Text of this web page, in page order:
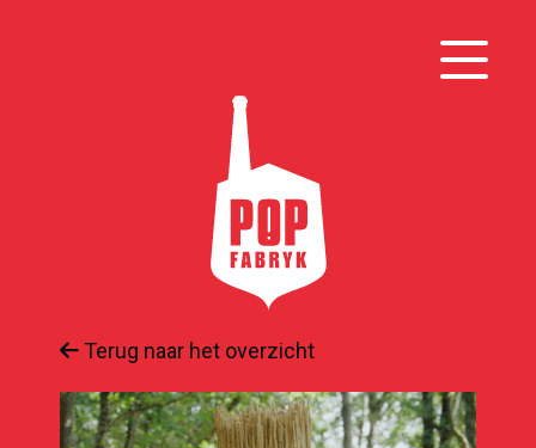
Terug naar het overzicht